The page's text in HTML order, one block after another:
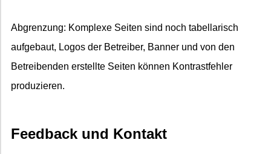
Abgrenzung: Komplexe Seiten sind noch tabellarisch
aufgebaut, Logos der Betreiber, Banner und von den
Betreibenden erstellte Seiten können Kontrastfehler
produzieren.
Feedback und Kontakt